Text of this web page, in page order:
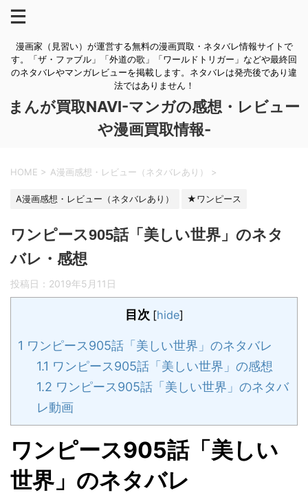
漫画家（見習い）が運営する無料の漫画買取・ネタバレ情報サイトで
す。「ザ・ファブル」「外道の歌」「ワールドトリガー」などや最終回
のネタバレやマンガレビューを掲載します。ネタバレは発売後であり違
法ではありません！
まんが買取NAVI-マンガの感想・レビュー
や漫画買取情報-
HOME > A漫画感想・レビュー（ネタバレあり） >
A漫画感想・レビュー（ネタバレあり） ★ワンピース
ワンピース905話「美しい世界」のネタ
バレ・感想
投稿日： 2019年5月11日
目次 [hide]
1 ワンピース905話「美しい世界」のネタバレ
1.1 ワンピース905話「美しい世界」の感想
1.2 ワンピース905話「美しい世界」のネタバ
レ動画
ワンピース905話「美しい
世界」のネタバレ